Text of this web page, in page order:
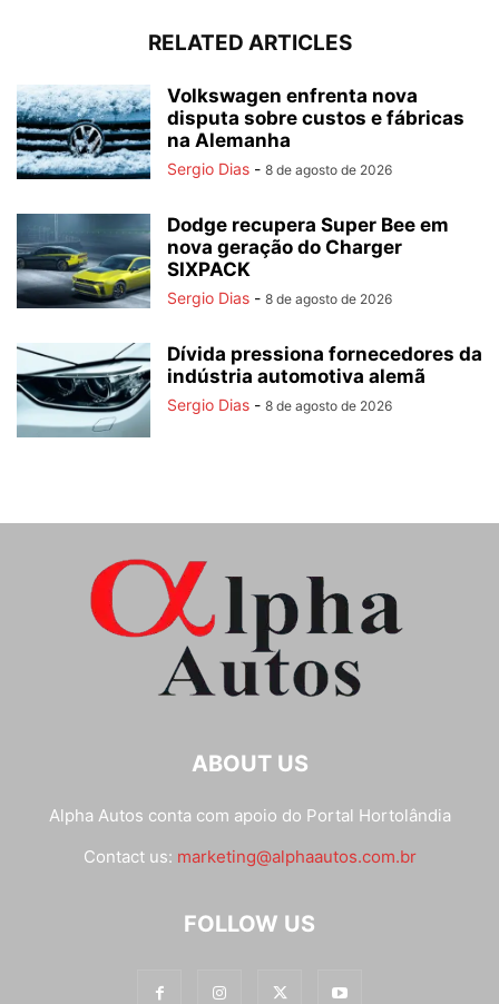
RELATED ARTICLES
Volkswagen enfrenta nova
disputa sobre custos e fábricas
na Alemanha
Sergio Dias - 8 de agosto de 2026
Dodge recupera Super Bee em
nova geração do Charger
SIXPACK
Sergio Dias - 8 de agosto de 2026
Dívida pressiona fornecedores da
indústria automotiva alemã
Sergio Dias - 8 de agosto de 2026
ABOUT US
Alpha Autos conta com apoio do Portal Hortolândia
Contact us: marketing@alphaautos.com.br
FOLLOW US